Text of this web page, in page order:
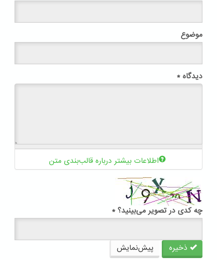
موضوع
دیدگاه *
اطلاعات بیشتر درباره قالب‌بندی متن
چه کدی در تصویر می‌بینید؟ *
ذخیره پیش‌نمایش